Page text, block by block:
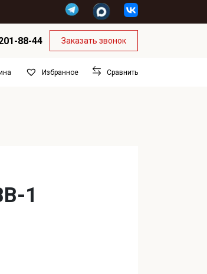
88-44 Заказать звонок
Избранное Сравнить
1